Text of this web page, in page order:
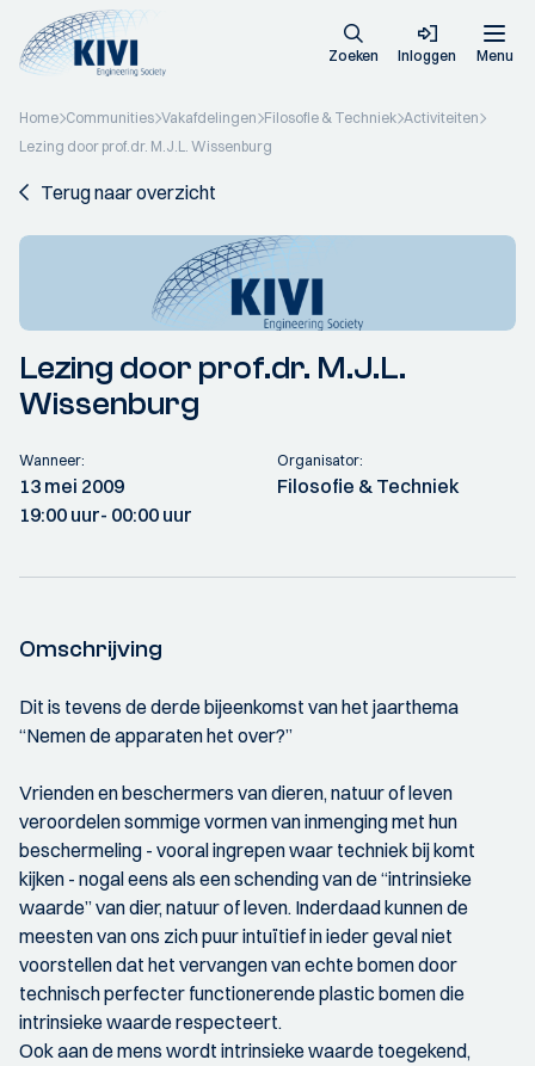
Zoeken Inloggen Menu
Home Communities Vakafdelingen Filosofie & Techniek Activiteiten
Lezing door prof.dr. M.J.L. Wissenburg
Terug naar overzicht
Lezing door prof.dr. M.J.L.
Wissenburg
Wanneer:
13 mei 2009
19:00 uur- 00:00 uur
Organisator:
Filosofie & Techniek
Omschrijving
Dit is tevens de derde bijeenkomst van het jaarthema
“Nemen de apparaten het over?”
Vrienden en beschermers van dieren, natuur of leven
veroordelen sommige vormen van inmenging met hun
beschermeling - vooral ingrepen waar techniek bij komt
kijken - nogal eens als een schending van de “intrinsieke
waarde” van dier, natuur of leven. Inderdaad kunnen de
meesten van ons zich puur intuïtief in ieder geval niet
voorstellen dat het vervangen van echte bomen door
technisch perfecter functionerende plastic bomen die
intrinsieke waarde respecteert.
Ook aan de mens wordt intrinsieke waarde toegekend,